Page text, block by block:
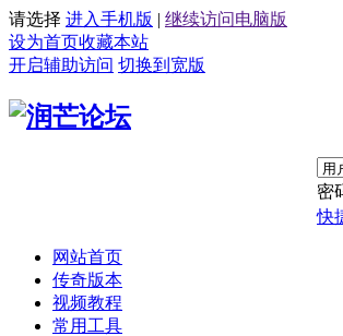
请选择 进入手机版 | 继续访问电脑版
设为首页收藏本站
开启辅助访问 切换到宽版
密
快
网站首页
传奇版本
视频教程
常用工具